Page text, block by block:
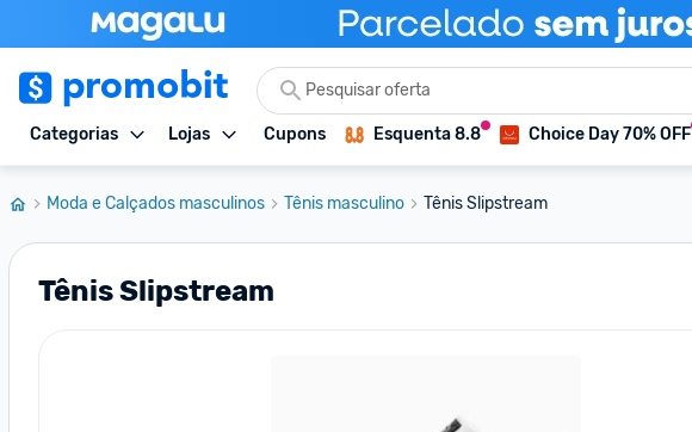
Categorias Lojas Cupons Esquenta 8.8 Choice Day 70% OFF
Moda e Calçados masculinos Tênis masculino Tênis Slipstream
Tênis Slipstream